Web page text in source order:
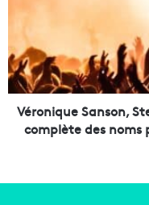
a
u
x
q
u
e
Véronique Sanson,
complète des noms